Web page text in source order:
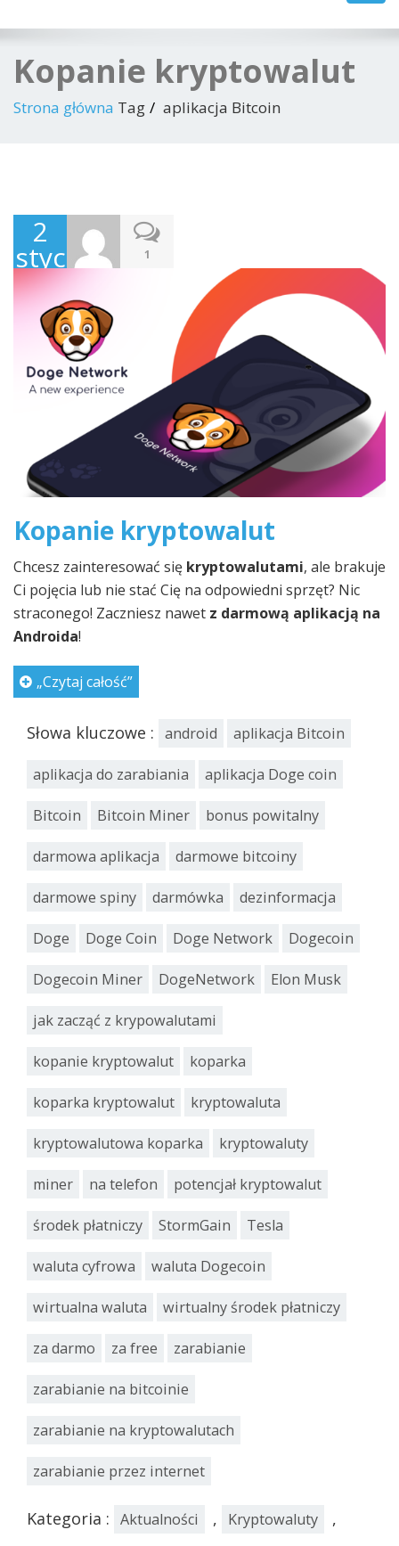
Kopanie kryptowalut
Strona główna Tag aplikacja Bitcoin
2
stycznia
2022
1
Kopanie kryptowalut
Chcesz zainteresować się kryptowalutami, ale brakuje
Ci pojęcia lub nie stać Cię na odpowiedni sprzęt? Nic
straconego! Zaczniesz nawet z darmową aplikacją na
Androida!
„Czytaj całość”
Słowa kluczowe : android aplikacja Bitcoin
aplikacja do zarabiania aplikacja Doge coin
Bitcoin Bitcoin Miner bonus powitalny
darmowa aplikacja darmowe bitcoiny
darmowe spiny darmówka dezinformacja
Doge Doge Coin Doge Network Dogecoin
Dogecoin Miner DogeNetwork Elon Musk
jak zacząć z krypowalutami
kopanie kryptowalut koparka
koparka kryptowalut kryptowaluta
kryptowalutowa koparka kryptowaluty
miner na telefon potencjał kryptowalut
środek płatniczy StormGain Tesla
waluta cyfrowa waluta Dogecoin
wirtualna waluta wirtualny środek płatniczy
za darmo za free zarabianie
zarabianie na bitcoinie
zarabianie na kryptowalutach
zarabianie przez internet
Kategoria : Aktualności , Kryptowaluty ,